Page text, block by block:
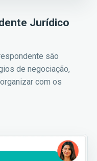
Jurídico
são
de negociação,
com os